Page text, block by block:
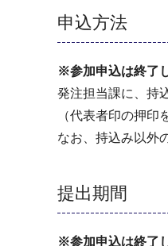
申込方法
※参加申込は終了
発注担当課に、持
（代表者印の押印
なお、持込み以外
提出期間
※参加申込は終了